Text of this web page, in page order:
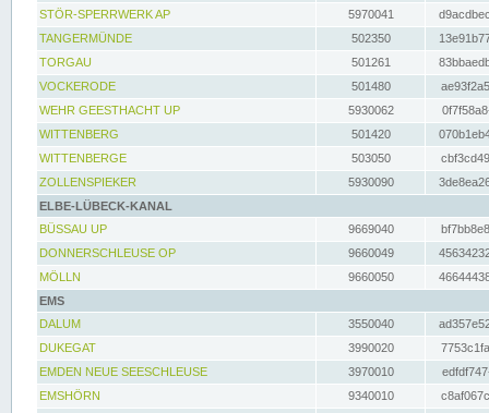
STÖR-SPERRWERK AP 5970041
TANGERMÜNDE
502350
TORGAU
501261
VOCKERODE
501480
WEHR GEESTHACHT UP
5930062
WITTENBERG
501420
WITTENBERGE
503050
ZOLLENSPIEKER
5930090
ELBE-LÜBECK-KANAL
BÜSSAU UP
9669040
DONNERSCHLEUSE OP
9660049
MÖLLN
9660050
EMS
DALUM
3550040
DUKEGAT
3990020
EMDEN NEUE SEESCHLEUSE
3970010
EMSHÖRN
9340010